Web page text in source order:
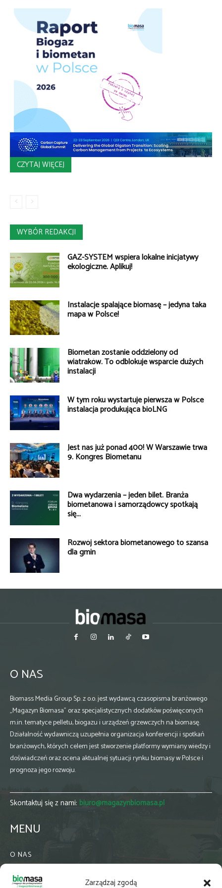
Zarządzaj zgodą
CZYTAJ WIĘCEJ
WYBÓR REDAKCJI
GAZ-SYSTEM wspiera lokalne inicjatywy
ekologiczne. Aplikuj!
Instalacje spalające biomasę – jedyna taka
mapa w Polsce!
Biometan zostanie oddzielony od
wiatraków. To odblokuje wsparcie dużych
instalacji
W tym roku wystartuje pierwsza w Polsce
instalacja produkująca bioLNG
Jest nas już ponad 400! W Warszawie trwa
9. Kongres Biometanu
Dwa wydarzenia – jeden bilet. Branża
biometanowa i samorządowcy spotkają
się...
Rozwój sektora biometanowego to szansa
dla gmin
O NAS
Biomass Media Group Sp. z o.o. jest wydawcą czasopisma branżowego
„Magazyn Biomasa” oraz specjalistycznych dodatków poświęconych
m.in. tematyce pelletu, biogazu i urządzeń grzewczych na biomasę.
Działalność wydawniczą uzupełnia organizacja konferencji i spotkań
branżowych, których celem jest stworzenie platformy wymiany wiedzy i
doświadczeń oraz ocena aktualnej sytuacji rynku biomasy w Polsce i
prognoza jego rozwoju.
Skontaktuj się z nami: biuro@magazynbiomasa.pl
MENU
O NAS
WSPÓŁPRACA